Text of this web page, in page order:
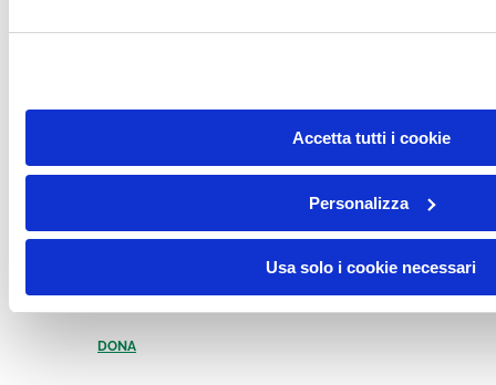
Accetta tutti i cookie
Personalizza
Usa solo i cookie necessari
DONA